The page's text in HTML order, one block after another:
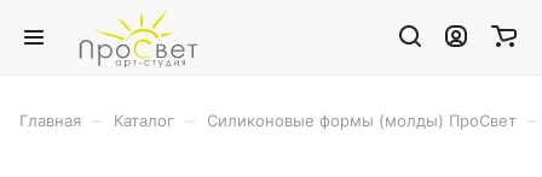
Главная Каталог Силиконовые формы (молды) ПроСвет